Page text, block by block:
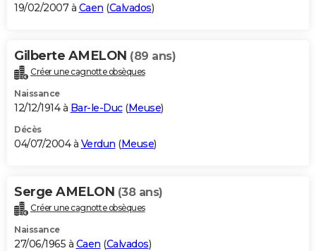
19/02/2007 à Caen (Calvados)
Gilberte AMELON (89 ans)
Créer une cagnotte obsèques
Naissance
12/12/1914 à Bar-le-Duc(Meuse)
Décès
04/07/2004 à Verdun (Meuse)
Serge AMELON (38 ans)
Créer une cagnotte obsèques
Naissance
27/06/1965 à Caen (Calvados)